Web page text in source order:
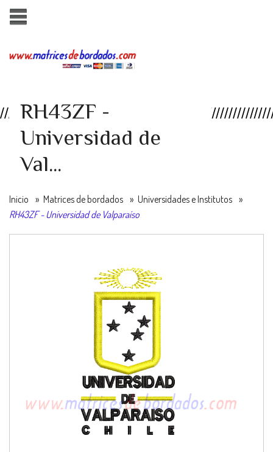
RH43ZF -
Universidad de
Val...
Inicio » Matrices de bordados » Universidades e Institutos »
RH43ZF - Universidad de Valparaíso